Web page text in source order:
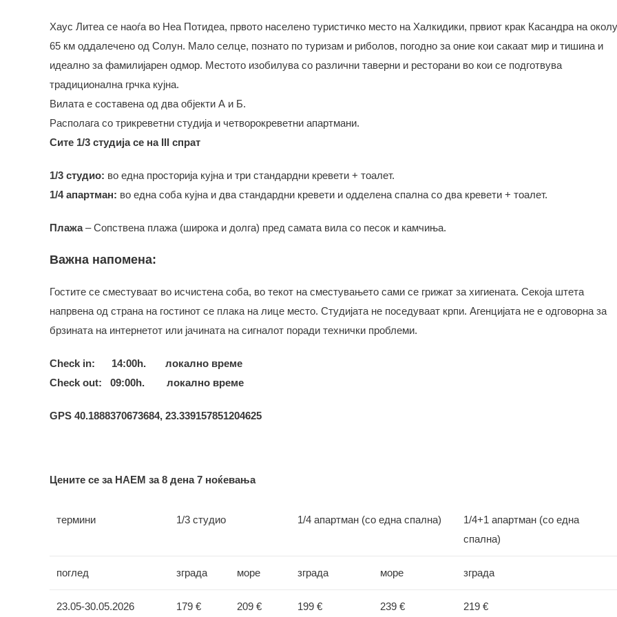
Хаус Литеа се наоѓа во Неа Потидеа, првото населено туристичко место на Халкидики, првиот крак Касандра на околу
65 км оддалечено од Солун. Мало селце, познато по туризам и риболов, погодно за оние кои сакаат мир и тишина и
идеално за фамилијарен одмор. Местото изобилува со различни таверни и ресторани во кои се подготвува
традиционална грчка кујна.
Вилата е составена од два објекти А и Б.
Располага со трикреветни студија и четворокреветни апартмани.
Сите 1/3 студија се на III спрат
1/3 студио: во една просторија кујна и три стандардни кревети + тоалет.
1/4 апартман: во една соба кујна и два стандардни кревети и одделена спална со два кревети + тоалет.
Плажа– Сопствена плажа (широка и долга) пред самата вила со песок и камчиња.
Важна напомена:
Гостите се сместуваат во исчистена соба, во текот на сместувањето сами се грижат за хигиената. Секоја штета
напрвена од страна на гостинот се плака на лице место. Студијата не поседуваат крпи. Агенцијата не е одговорна за
брзината на интернетот или јачината на сигналот поради технички проблеми.
Check in: 14:00h. локално време
Check out: 09:00h. локално време
GPS 40.1888370673684, 23.339157851204625
Цените се за НАЕМ за 8 дена 7 ноќевања
термини 1/3 студио 1/4 апартман (со една спална)
1/4+1 апартман (со една
спална)
поглед зграда море зграда море зграда
23.05-30.05.2026 179 € 209 € 199 € 239 € 219 €